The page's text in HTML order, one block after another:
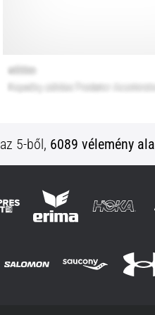
az 5-ből, 6089 vélemény